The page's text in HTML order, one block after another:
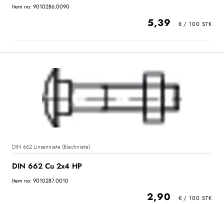
Item no: 9010286.0090
5,39
DIN 662 Linsenniete (Blechniete)
DIN 662 Cu 2x4 HP
Item no: 9010287.0010
2,90